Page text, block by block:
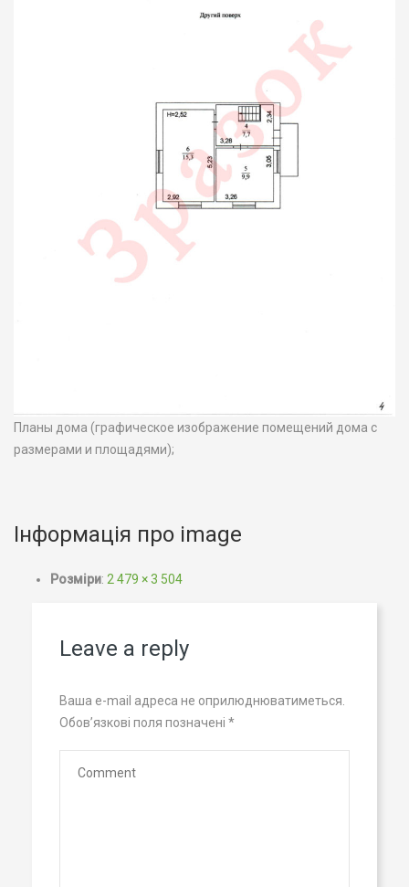
Планы дома (графическое изображение помещений дома с
размерами и площадями);
Інформація про image
Розміри: 2 479 × 3 504
Leave a reply
Ваша e-mail адреса не оприлюднюватиметься.
Обов’язкові поля позначені *